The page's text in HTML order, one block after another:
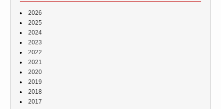
2026
2025
2024
2023
2022
2021
2020
2019
2018
2017